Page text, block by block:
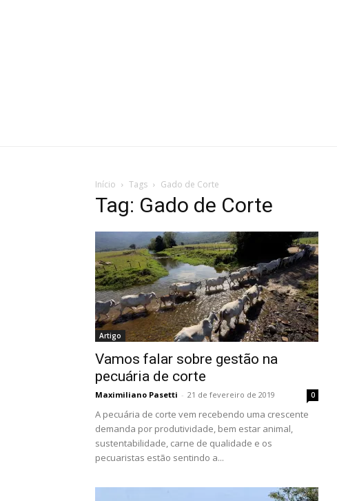
Início Tags Gado de Corte
Tag: Gado de Corte
Artigo
Vamos falar sobre gestão na
pecuária de corte
Maximiliano Pasetti - 21 de fevereiro de 2019 0
A pecuária de corte vem recebendo uma crescente
demanda por produtividade, bem estar animal,
sustentabilidade, carne de qualidade e os
pecuaristas estão sentindo a...